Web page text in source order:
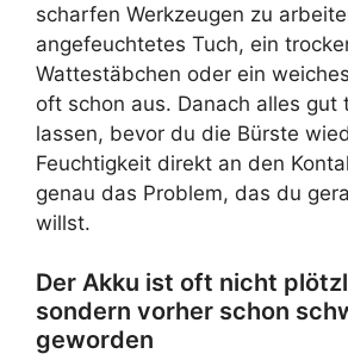
scharfen Werkzeugen zu
angefeuchtetes Tuch, ein
Wattestäbchen oder ein
oft schon aus. Danach alles gut
lassen, bevor du die Bürste
Feuchtigkeit direkt an den
genau das Problem, das du
willst.
Der Akku ist oft nicht
sondern vorher schon
geworden